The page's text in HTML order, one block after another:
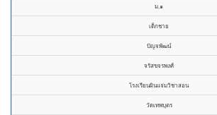
ม.๑
เด็กชาย
ปัญจพัฒน์
จรัสขจรพงศ์
โรงเรียนผินแจ่มวิชาสอน
วัดเทพบุตร